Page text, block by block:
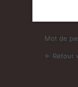
Mot de
← Retour